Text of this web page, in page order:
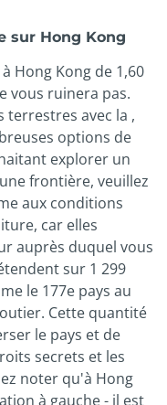
sur Hong Kong
Hong Kong de 1,60
vous ruinera pas.
terrestres avec la ,
options de
explorer un
frontière, veuillez
aux conditions
car elles
auprès duquel vous
sur 1 299
le 177e pays au
Cette quantité
le pays et de
secrets et les
noter qu'à Hong
à gauche - il est